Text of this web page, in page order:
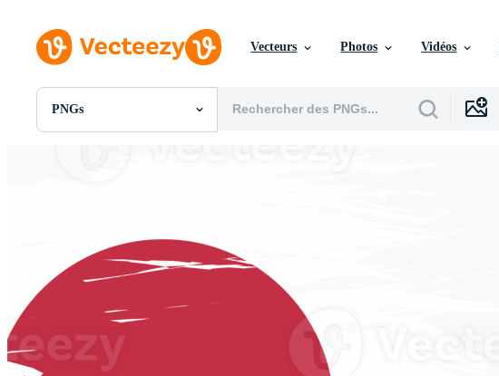
Vecteurs Photos Vidéos
PNGs
Toutes Images
Vecteurs
Vidéos
Motion graphics
Événements Éditoriaux